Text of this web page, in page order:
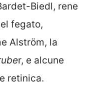
Biedl, rene
fegato,
Alström, la
r, e alcune
retinica.